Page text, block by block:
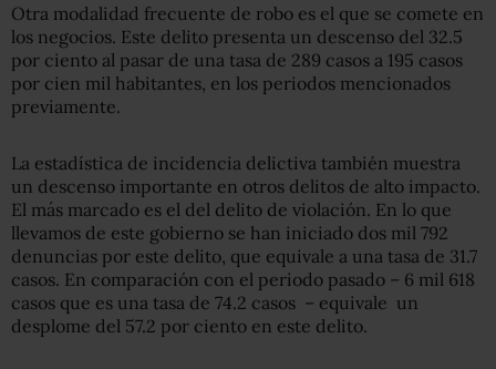
Otra modalidad frecuente de robo es el que se comete en
los negocios. Este delito presenta un descenso del 32.5
por ciento al pasar de una tasa de 289 casos a 195 casos
por cien mil habitantes, en los periodos mencionados
previamente.
La estadística de incidencia delictiva también muestra
un descenso importante en otros delitos de alto impacto.
El más marcado es el del delito de violación. En lo que
llevamos de este gobierno se han iniciado dos mil 792
denuncias por este delito, que equivale a una tasa de 31.7
casos. En comparación con el periodo pasado – 6 mil 618
casos que es una tasa de 74.2 casos – equivale un
desplome del 57.2 por ciento en este delito.